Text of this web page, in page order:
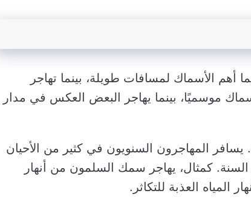
الأسماك لمسافات طويلة، بينما تهاجر
موسميًا، بينما يهاجر البعض العكس في مدار
. يسافر المهاجرون السنويون في كثير من الأحيان
كمثال، يهاجر سمك السلمون من أنهار
المياه العذبة للتكاثر.